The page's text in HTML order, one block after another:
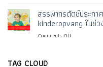
/
cht
สะกด
ภาษา
ดัตช์
ตั้ง
ครรภ์
และ
การ
สรรพากรดัตช์ประกา
kinderopvang ในช่ว
Comments Offon
TAG CLOUD